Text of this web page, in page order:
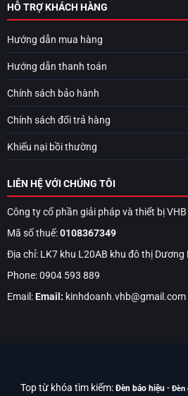
HỖ TRỢ KHÁCH HÀNG
Hướng dẫn mua hàng
Hướng dẫn thanh toán
Chính sách bảo hành
Chính sách đổi trả hàng
Khiếu nại bồi thường
LIÊN HỆ VỚI CHÚNG TÔI
Công ty cổ phần giải pháp và thiết bị
Mã số thuế:0108367349
Địa chỉ: LK7 khu L20AB khu đô thị Dương
Phone: 0904 593 889
Email:Email: kinhdoanh.vhb@gmail.com
Top từ khóa tìm kiếm: Đèn báo hiệu - Đèn